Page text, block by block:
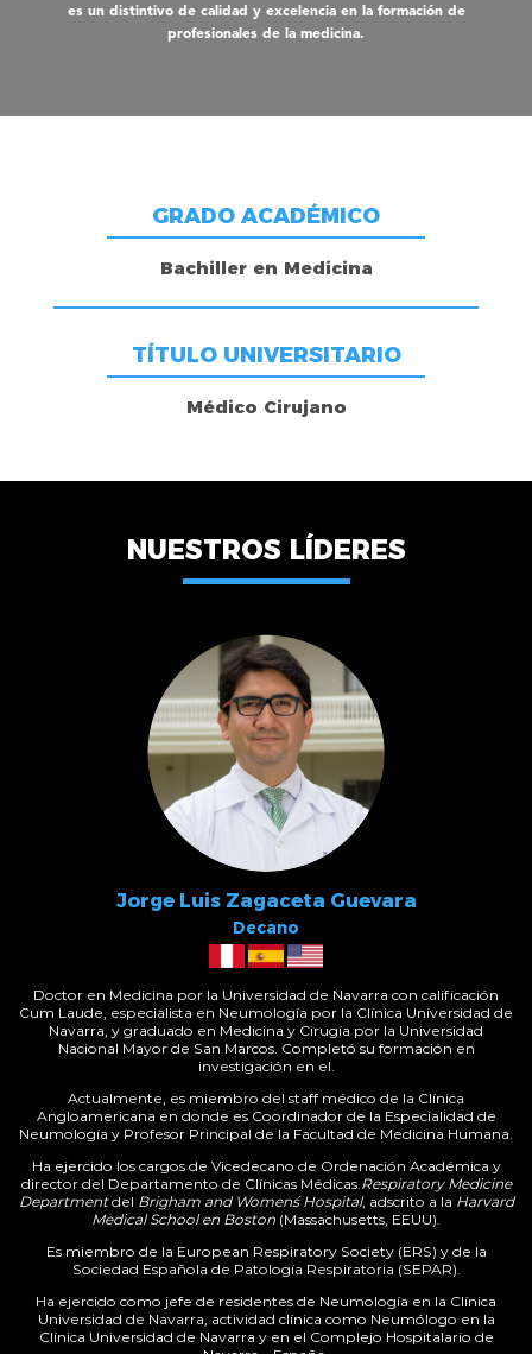
es un distintivo de calidad y excelencia en la formación de
profesionales de la medicina.
GRADO ACADÉMICO
Bachiller en Medicina
TÍTULO UNIVERSITARIO
Médico Cirujano
NUESTROS LÍDERES
Jorge Luis Zagaceta Guevara
Decano
Doctor en Medicina por la Universidad de Navarra con calificación
Cum Laude, especialista en Neumología por la Clínica Universidad de
Navarra, y graduado en Medicina y Cirugía por la Universidad
Nacional Mayor de San Marcos. Completó su formación en
investigación en el.
Actualmente, es miembro del staff médico de la Clínica
Angloamericana en donde es Coordinador de la Especialidad de
Neumología y Profesor Principal de la Facultad de Medicina Humana.
Ha ejercido los cargos de Vicedecano de Ordenación Académica y
director del Departamento de Clínicas Médicas.Respiratory Medicine
Departmentdel Brigham and Women´s Hospital, adscrito a la Harvard
Medical School en Boston (Massachusetts, EEUU).
Es miembro de la European Respiratory Society (ERS) y de la
Sociedad Española de Patología Respiratoria (SEPAR).
Ha ejercido como jefe de residentes de Neumología en la Clínica
Universidad de Navarra, actividad clínica como Neumólogo en la
Clínica Universidad de Navarra y en el Complejo Hospitalario de